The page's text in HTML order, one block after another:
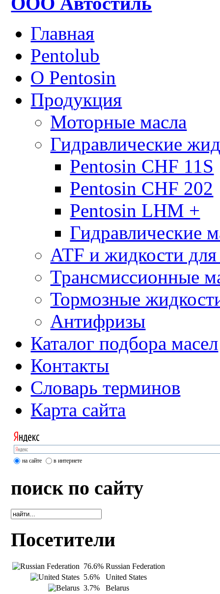
Главная
Pentolub
О Pentosin
Продукция
Моторные масла
Гидравлические
Pentosin CHF 11S
Pentosin CHF 202
Pentosin LHM +
Гидравлические
ATF и жидкости
Трансмиссионные
Тормозные
Антифризы
Каталог подбора масел
Контакты
Словарь терминов
Карта сайта
на сайте в интернете
поиск по сайту
Посетители
76.6% Russian Federation
5.6%
United States
3.7%
Belarus